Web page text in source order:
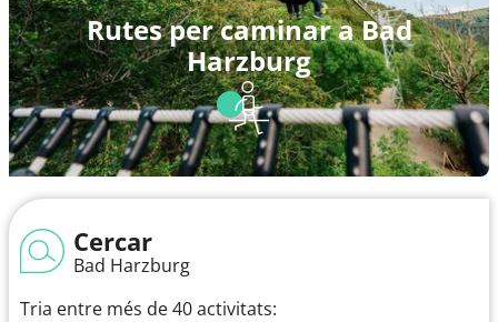
Rutes per caminar a Bad
Harzburg
Cercar
Bad Harzburg
Tria entre més de 40 activitats: